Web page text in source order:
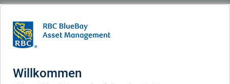
What we think
Analysen
Willkommen